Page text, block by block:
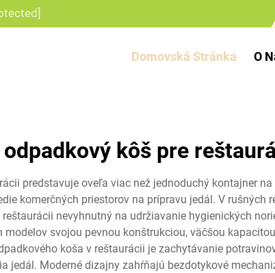
Domovská Stránka O
odpadkový kôš pre
predstavuje oveľa viac než jednoduchý kontajner
komerčných priestorov na prípravu jedál. V
nevyhnutný na udržiavanie hygienických
svojou pevnou konštrukciou, väčšou
koša v reštaurácii je zachytávanie
jedál. Moderné dizajny zahŕňajú bezdotykové